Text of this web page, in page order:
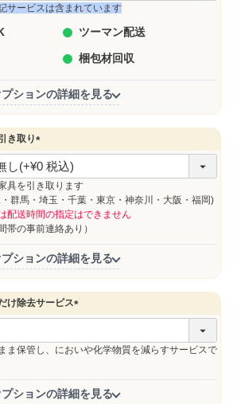
サービスは含まれています
ツーマン配送
梱包材回収
プションの詳細を見る
き取り
(
必
須
具を引き取ります
群馬・埼玉・千葉・東京・神奈川・大阪・福岡)
配送時間の指定はできません
の事前連絡あり）
プションの詳細を見る
け除去サービス
(
須
ま保管し、においや化学物質を減らすサービスで
プションの詳細を見る